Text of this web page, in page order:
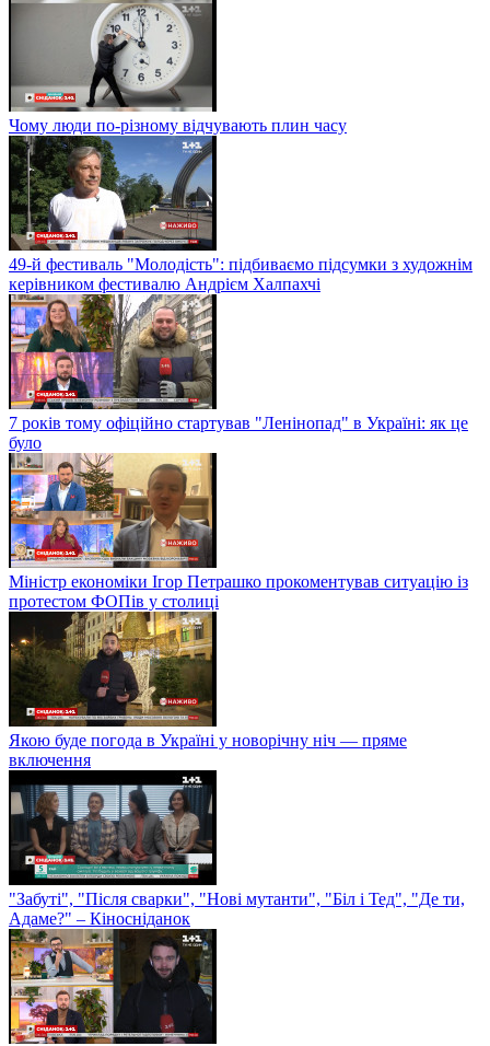
Чому люди по-різному відчувають плин часу
49-й фестиваль "Молодість": підбиваємо підсумки з художнім
керівником фестивалю Андрієм Халпахчі
7 років тому офіційно стартував "Ленінопад" в Україні: як це
було
Міністр економіки Ігор Петрашко прокоментував ситуацію із
протестом ФОПів у столиці
Якою буде погода в Україні у новорічну ніч — пряме
включення
"Забуті", "Після сварки", "Нові мутанти", "Біл і Тед", "Де ти,
Адаме?" – Кіносніданок